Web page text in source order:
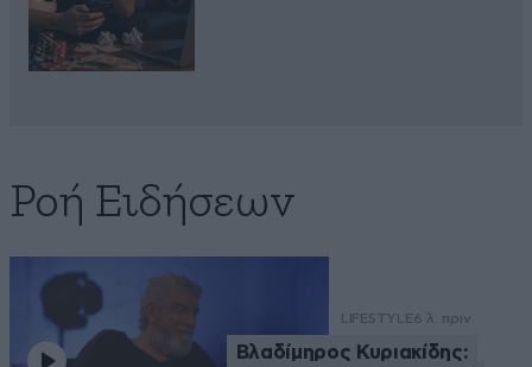
Ροή Ειδήσεων
LIFESTYLE6 λ. πριν
Βλαδίμηρος Κυριακίδης: